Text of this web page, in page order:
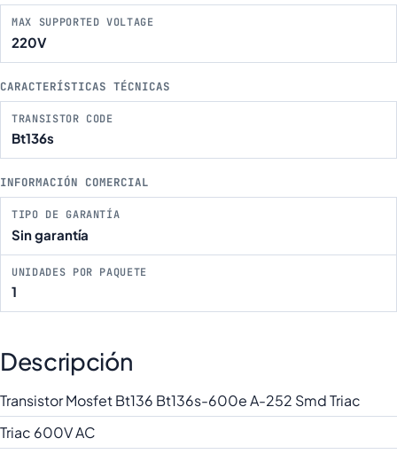
MAX SUPPORTED VOLTAGE
220V
CARACTERÍSTICAS TÉCNICAS
TRANSISTOR CODE
Bt136s
INFORMACIÓN COMERCIAL
TIPO DE GARANTÍA
Sin garantía
UNIDADES POR PAQUETE
1
Descripción
Transistor Mosfet Bt136 Bt136s-600e A-252 Smd Triac
Triac 600V AC